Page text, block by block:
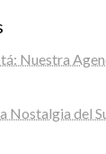
Nuestra
Nostalgia del